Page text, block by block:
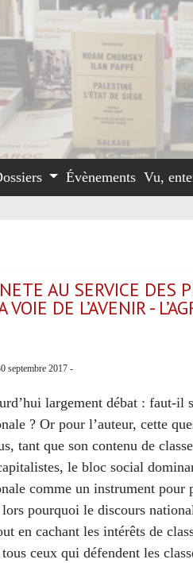
Évènements Vu,
AU SERVICE DES
VOIE DE L’AVENIR -
septembre 2017 -
largement débat : faut-il
? Or pour l’auteur, cette
tant que son contenu de
le bloc social
comme un instrument pour
pourquoi le discours
en cachant les intérêts de
ceux qui défendent les